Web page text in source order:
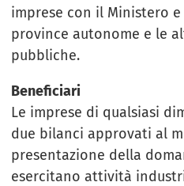
imprese con il Ministero
province autonome e le
pubbliche.
Beneficiari
Le imprese di qualsiasi
due bilanci approvati al
presentazione della
esercitano attività